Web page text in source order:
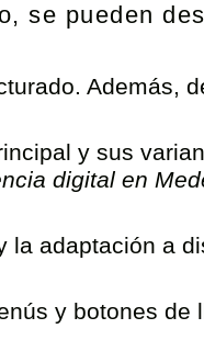
se pueden
Además,
y sus
digital en
la adaptación a
y botones de